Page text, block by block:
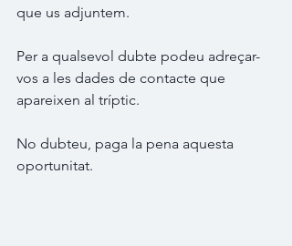
que us adjuntem.
Per a qualsevol dubte podeu adreçar-
vos a les dades de contacte que
apareixen al tríptic.
No dubteu, paga la pena aquesta
oportunitat.